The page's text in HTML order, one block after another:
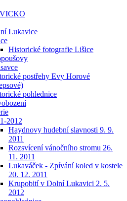
Lukavice
Historické fotografie Lišice
postřehy Evy Horové
pohlednice
2012
Haydnovy hudební slavnosti 9. 9.
2011
Rozsvícení vánočního stromu 26.
11. 2011
Lukaváček - Zpívání koled v kostele
20. 12. 2011
Krupobití v Dolní Lukavici 2. 5.
2012